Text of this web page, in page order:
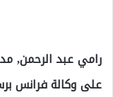
رامي عبد الرحمن,
على وكالة فرانس